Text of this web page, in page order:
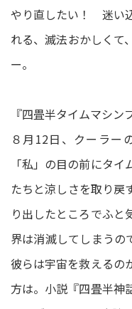
やり直したい！ 迷い
れる、滅法おかしくて
ー。
『四畳半タイムマシン
８月12日、クーラー
「私」の目の前にタ
たちと涼しさを取り戻
り出したところでふと
界は消滅してしまう
彼らは宇宙を救えるの
方は。小説『四畳半神